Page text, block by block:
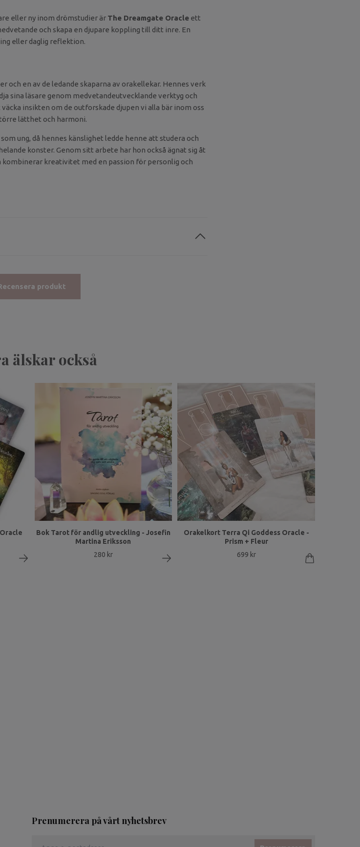
eller ny inom drömstudier är The Dreamgate Oracle ett
och skapa en djupare koppling till ditt inre. En
eller daglig reflektion.
och en av de ledande skaparna av orakellekar. Hennes verk
sina läsare genom medvetandeutvecklande verktyg och
insikten om de outforskade djupen vi alla bär inom oss
lätthet och harmoni.
ung, då hennes känslighet ledde henne att studera och
konster. Genom sitt arbete har hon också ägnat sig åt
kreativitet med en passion för personlig och
produkt
älskar också
Bok Tarot för andlig utveckling - Josefin
Martina Eriksson
280 kr
Orakelkort Terra Qi Goddess Oracle -
Prism + Fleur
699 kr
Prenumerera på vårt nyhetsbrev